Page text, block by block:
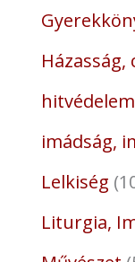
Házasság,
imádság,
Lelkiség
Liturgia,